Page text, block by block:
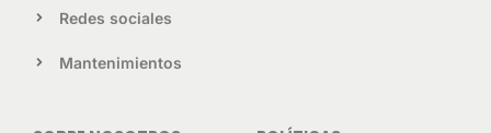
Redes sociales
Mantenimientos